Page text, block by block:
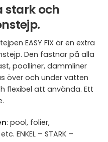
stark och
EASY FIX är en extra
Den fastnar på alla
poolliner, dammliner
över och under vatten
flexibel att använda. Ett
: pool, folier,
ENKEL – STARK –